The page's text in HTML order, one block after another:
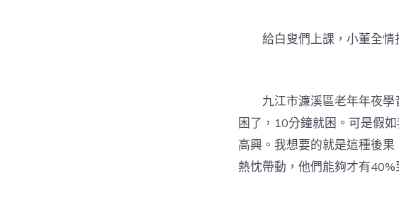
給白叟們上課，小董全
九江市濂溪區老年年夜
困了，10分鐘就困。可是假
高興。我想要的就是這種後果
熱忱帶動，他們能夠才有